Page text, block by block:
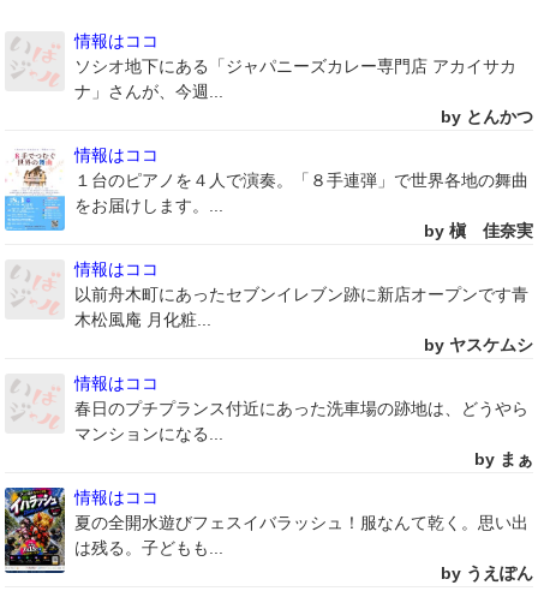
情報はココ
ソシオ地下にある「ジャパニーズカレー専門店 アカイサカ
ナ」さんが、今週...
by とんかつ
情報はココ
１台のピアノを４人で演奏。「８手連弾」で世界各地の舞曲
をお届けします。...
by 槇 佳奈実
情報はココ
以前舟木町にあったセブンイレブン跡に新店オープンです青
木松風庵 月化粧...
by ヤスケムシ
情報はココ
春日のプチプランス付近にあった洗車場の跡地は、どうやら
マンションになる...
by まぁ
情報はココ
夏の全開水遊びフェスイバラッシュ！服なんて乾く。思い出
は残る。子どもも...
by うえぽん